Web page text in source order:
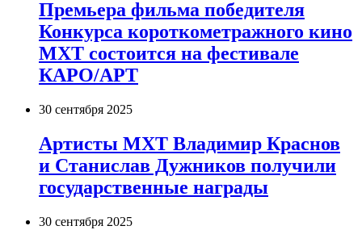
Премьера фильма победителя
Конкурса короткометражного кино
МХТ состоится на фестивале
КАРО/АРТ
30 сентября 2025
Артисты МХТ Владимир Краснов
и Станислав Дужников получили
государственные награды
30 сентября 2025